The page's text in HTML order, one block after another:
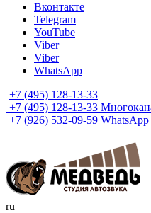
Вконтакте
Telegram
YouTube
Viber
Viber
WhatsApp
+7 (495) 128-13-33
+7 (495) 128-13-33
+7 (926) 532-09-59 WhatsApp
ru